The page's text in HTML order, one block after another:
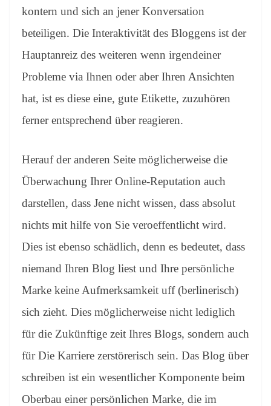
kontern und sich an jener Konversation
beteiligen. Die Interaktivität des Bloggens ist der
Hauptanreiz des weiteren wenn irgendeiner
Probleme via Ihnen oder aber Ihren Ansichten
hat, ist es diese eine, gute Etikette, zuzuhören
ferner entsprechend über reagieren.
Herauf der anderen Seite möglicherweise die
Überwachung Ihrer Online-Reputation auch
darstellen, dass Jene nicht wissen, dass absolut
nichts mit hilfe von Sie veroeffentlicht wird.
Dies ist ebenso schädlich, denn es bedeutet, dass
niemand Ihren Blog liest und Ihre persönliche
Marke keine Aufmerksamkeit uff (berlinerisch)
sich zieht. Dies möglicherweise nicht lediglich
für die Zukünftige zeit Ihres Blogs, sondern auch
für Die Karriere zerstörerisch sein. Das Blog über
schreiben ist ein wesentlicher Komponente beim
Oberbau einer persönlichen Marke, die im